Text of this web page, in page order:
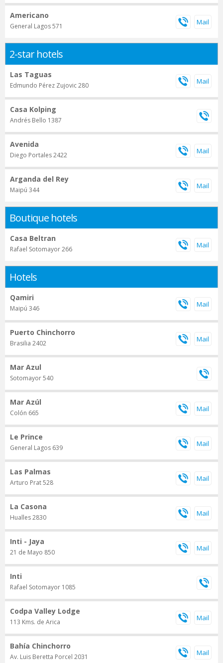
Americano
General Lagos 571
2-star hotels
Las Taguas
Edmundo Pérez Zujovic 280
Casa Kolping
Andrés Bello 1387
Avenida
Diego Portales 2422
Arganda del Rey
Maipú 344
Boutique hotels
Casa Beltran
Rafael Sotomayor 266
Hotels
Qamiri
Maipú 346
Puerto Chinchorro
Brasilia 2402
Mar Azul
Sotomayor 540
Mar Azúl
Colón 665
Le Prince
General Lagos 639
Las Palmas
Arturo Prat 528
La Casona
Hualles 2830
Inti - Jaya
21 de Mayo 850
Inti
Rafael Sotomayor 1085
Codpa Valley Lodge
113 Kms. de Arica
Bahía Chinchorro
Av. Luis Beretta Porcel 2031